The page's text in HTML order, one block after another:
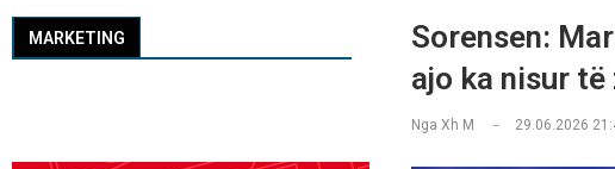
Sorensen:
ajo ka nisur
Nga Xh M 29.06.2026
MARKETING